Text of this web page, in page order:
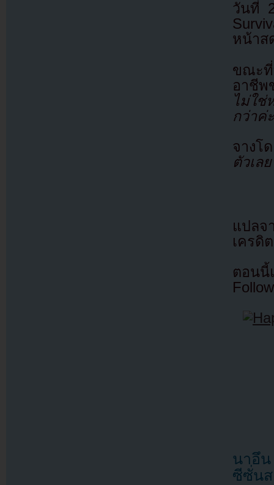
วันที่
หน้าส
ขณะที่
อาชีพ
ไม่ใช่
กว่าค่
จางโ
ตัวเล
แปล
เครดิ
ตอนนี้
นาอึน
ซีซั่นส